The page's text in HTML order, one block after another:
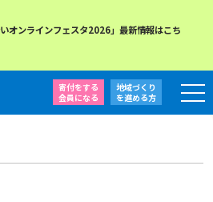
いオンラインフェスタ2026」最新情報はこち
寄付をする
会員になる
地域づくり
を進める方